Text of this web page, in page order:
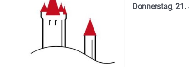
Donnerstag,